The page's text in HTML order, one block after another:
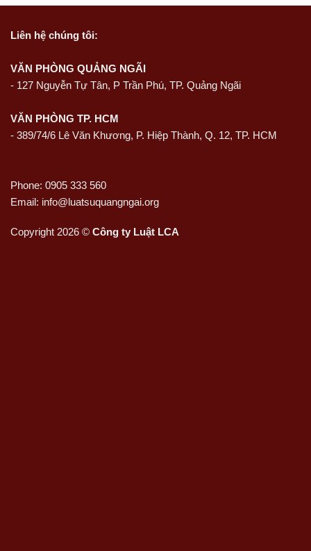
Liên hệ chúng tôi:
VĂN PHÒNG QUẢNG NGÃI
- 127 Nguyễn Tự Tân, P Trần Phú, TP. Quảng Ngãi
VĂN PHÒNG TP. HCM
- 389/74/6 Lê Văn Khương, P. Hiệp Thành, Q. 12, TP. HCM
Phone: 0905 333 560
Email: info@luatsuquangngai.org
Copyright 2026 © Công ty Luật LCA